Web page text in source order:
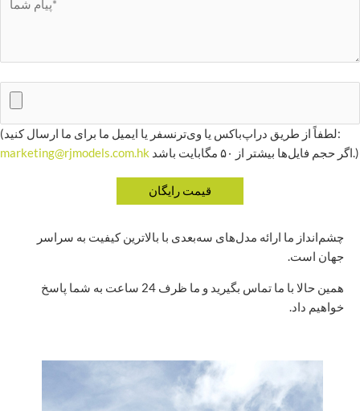
(لطفاً از طریق دراپ‌باکس یا وی‌ترنسفر یا ایمیل ما برای ما ارسال کنید:
marketing@rjmodels.com.hk
اگر حجم فایل‌ها بیشتر از ۵۰ مگابایت باشد.)
چشم‌انداز ما ارائه مدل‌های سه‌بعدی با بالاترین کیفیت به سراسر
جهان است.
همین حالا با ما تماس بگیرید و ما ظرف 24 ساعت به شما پاسخ
خواهیم داد.